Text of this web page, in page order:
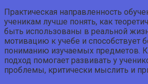
Практическая направленность
ученикам лучше понять, как
быть использованы в реальной
мотивацию к учебе и способствует
пониманию изучаемых предметов.
подход помогает развивать у
проблемы, критически мыслить и